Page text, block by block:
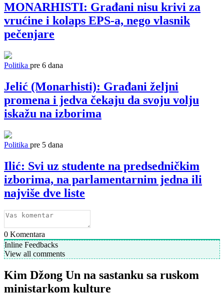
MONARHISTI: Građani nisu krivi za
vrućine i kolaps EPS-a, nego vlasnik
pečenjare
Politika pre 6 dana
Jelić (Monarhisti): Građani željni
promena i jedva čekaju da svoju volju
iskažu na izborima
Politika pre 5 dana
Ilić: Svi uz studente na predsedničkim
izborima, na parlamentarnim jedna ili
najviše dve liste
0 Komentara
Inline Feedbacks
View all comments
Kim Džong Un na sastanku sa ruskom
ministarkom kulture